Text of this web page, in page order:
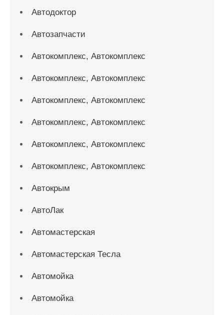
Автодоктор
Автозапчасти
Автокомплекс, Автокомплекс
Автокомплекс, Автокомплекс
Автокомплекс, Автокомплекс
Автокомплекс, Автокомплекс
Автокомплекс, Автокомплекс
Автокомплекс, Автокомплекс
Автокрым
АвтоЛак
Автомастерская
Автомастерская Тесла
Автомойка
Автомойка